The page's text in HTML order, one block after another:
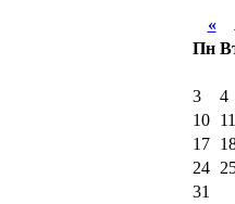
«
Пн
3
4
10
11
17
24
31